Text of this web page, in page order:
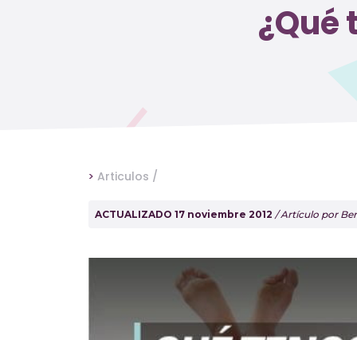
> Articulos /
ACTUALIZADO 17 noviembre 2012 / Artículo por